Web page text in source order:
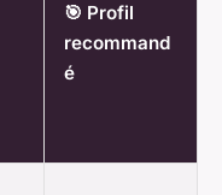
🎯 Profil
recommand
é